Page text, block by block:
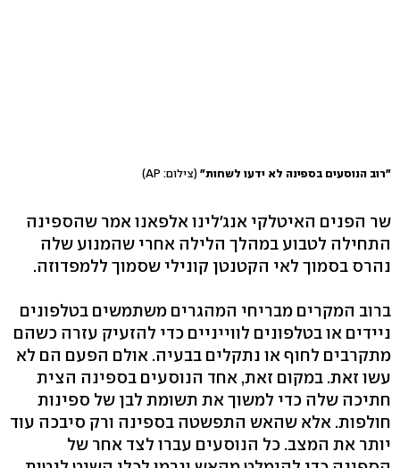
"רוב הנוסעים בספינה לא ידעו לשחות" (צילום: AP)
שר הפנים האיטלקי אנג'לינו אלפאנו אמר שהספינה
התחילה לטבוע במהלך הלילה אחרי שהמנוע שלה
נהרס בסמוך לאי הקטנטן קונילי שסמוך ללמפדוזה.
ברוב המקרים מבריחי המהגרים משתמשים בטלפונים
ניידים או בטלפונים לווייניים כדי להזעיק עזרה כשהם
מתקרבים לחוף או נתקלים בבעיה. אולם הפעם הם לא
עשו זאת. במקום זאת, אחד הנוסעים בספינה הצית
חתיכה שלה כדי למשוך את תשומת לבן של ספינות
חולפות. אלא שהאש התפשטה בספינה ורק סיבכה עוד
יותר את המצב. כל הנוסעים עברו לצד אחר של